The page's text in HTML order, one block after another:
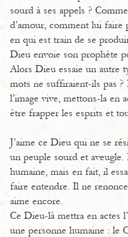
sourd à ses appels ?
d’amour, comment lui faire
en qui est train de se
Dieu envoie son prophète
Alors Dieu essaie un autre
mots ne suffiraient-ils pas ?
l’image vive, mettons-la en
être frapper les esprits et
J’aime ce Dieu qui ne se
un peuple sourd et
humaine, mais en fait, il
faire entendre. Il ne
aime encore.
Ce Dieu-là mettra en actes
une personne humaine : le